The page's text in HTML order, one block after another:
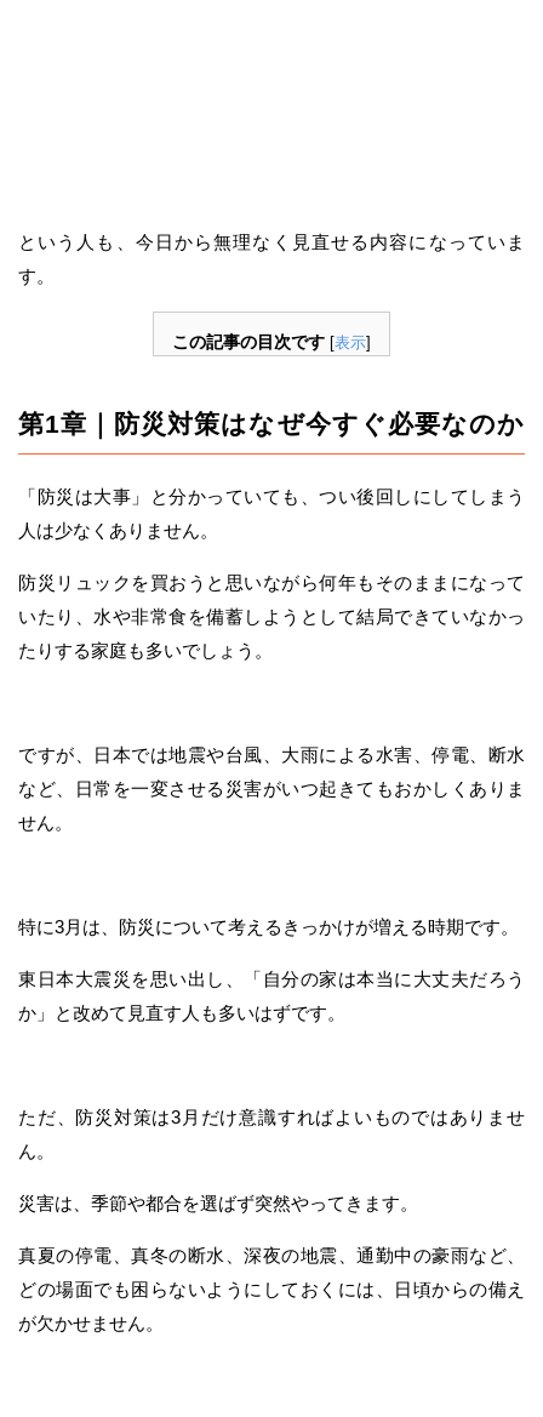
という人も、今日から無理なく見直せる内容になっていま
す。
この記事の目次です [表示]
第1章｜防災対策はなぜ今すぐ必要なのか
「防災は大事」と分かっていても、つい後回しにしてしまう
人は少なくありません。
防災リュックを買おうと思いながら何年もそのままになって
いたり、水や非常食を備蓄しようとして結局できていなかっ
たりする家庭も多いでしょう。
ですが、日本では地震や台風、大雨による水害、停電、断水
など、日常を一変させる災害がいつ起きてもおかしくありま
せん。
特に3月は、防災について考えるきっかけが増える時期です。
東日本大震災を思い出し、「自分の家は本当に大丈夫だろう
か」と改めて見直す人も多いはずです。
ただ、防災対策は3月だけ意識すればよいものではありませ
ん。
災害は、季節や都合を選ばず突然やってきます。
真夏の停電、真冬の断水、深夜の地震、通勤中の豪雨など、
どの場面でも困らないようにしておくには、日頃からの備え
が欠かせません。